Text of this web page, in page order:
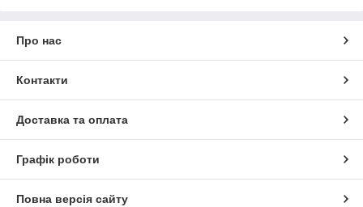
Про нас
Контакти
Доставка та оплата
Графік роботи
Повна версія сайту